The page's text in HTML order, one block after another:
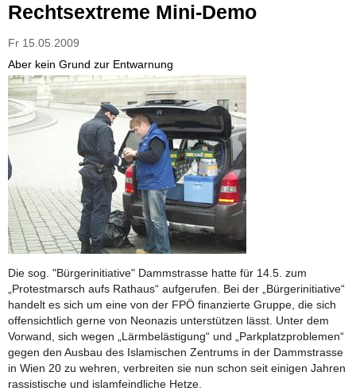
Rechtsextreme Mini-Demo
Fr 15.05.2009
Aber kein Grund zur Entwarnung
Die sog. "Bürgerinitiative" Dammstrasse hatte für 14.5. zum
„Protestmarsch aufs Rathaus“ aufgerufen. Bei der „Bürgerinitiative“
handelt es sich um eine von der FPÖ finanzierte Gruppe, die sich
offensichtlich gerne von Neonazis unterstützen lässt. Unter dem
Vorwand, sich wegen „Lärmbelästigung“ und „Parkplatzproblemen“
gegen den Ausbau des Islamischen Zentrums in der Dammstrasse
in Wien 20 zu wehren, verbreiten sie nun schon seit einigen Jahren
rassistische und islamfeindliche Hetze.